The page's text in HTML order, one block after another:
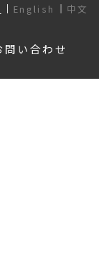
English 中文
問い合わせ